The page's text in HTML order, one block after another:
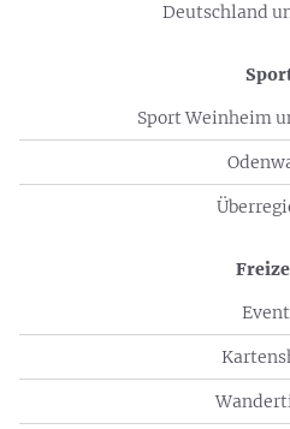
Deutschland
Sport Weinheim